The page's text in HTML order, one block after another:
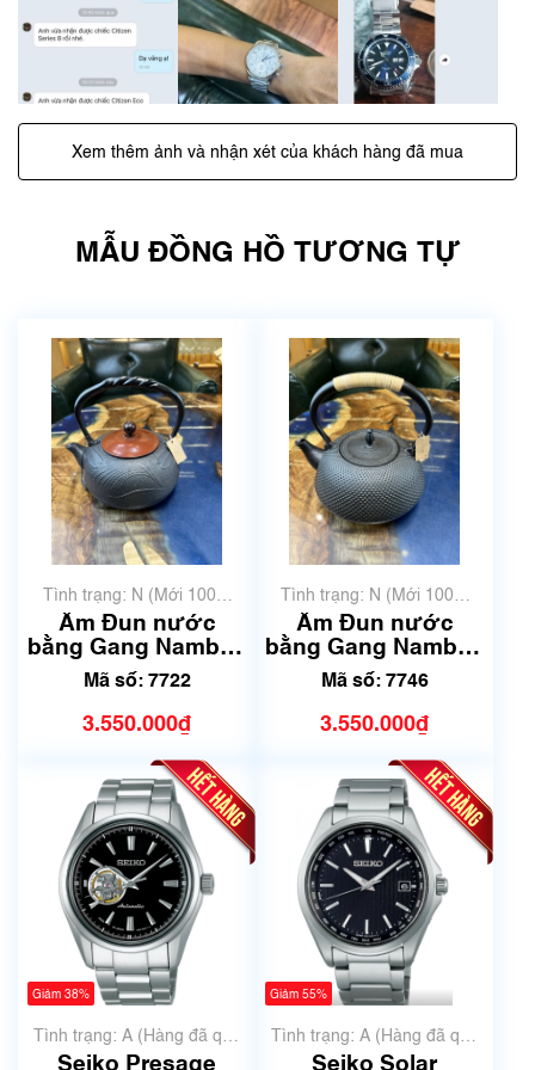
Xem thêm ảnh và nhận xét của khách hàng đã mua
MẪU ĐỒNG HỒ TƯƠNG TỰ
Tình trạng: N (Mới 100%
chưa qua sử dụng)
Ấm Đun nước
bằng Gang Nambu |
Dung tích 1.2L | Mã
Mã số: 7722
3.550.000₫
Tình trạng: N (Mới 100%
chưa qua sử dụng)
Ấm Đun nước
bằng Gang Nambu |
Dung tích 1.6L | Mã
Mã số: 7746
3.550.000₫
Giảm 38%
Tình trạng: A (Hàng đã qua
sử dụng nhưng rất đẹp,
Seiko Presage
Giảm 55%
Tình trạng: A (Hàng đã qua
sử dụng nhưng rất đẹp,
Seiko Solar